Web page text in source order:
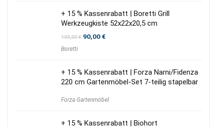
+ 15 % Kassenrabatt | Boretti Grill
Werkzeugkiste 52x22x20,5 cm
100,00€ Ursprünglicher
90,00€Aktueller
Boretti
+ 15 % Kassenrabatt | Forza Narni/Fidenza
220 cm Gartenmöbel-Set 7-teilig stapelbar
Forza Gartenmöbel
+ 15 % Kassenrabatt | Biohort